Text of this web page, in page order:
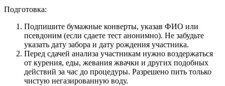
Подготовка:
Подпишите бумажные конверты, указав ФИО или
псевдоним (если сдаете тест анонимно). Не забудьте
указать дату забора и дату рождения участника.
Перед сдачей анализа участникам нужно воздержаться
от курения, еды, жевания жвачки и других подобных
действий за час до процедуры. Разрешено пить только
чистую негазированную воду.